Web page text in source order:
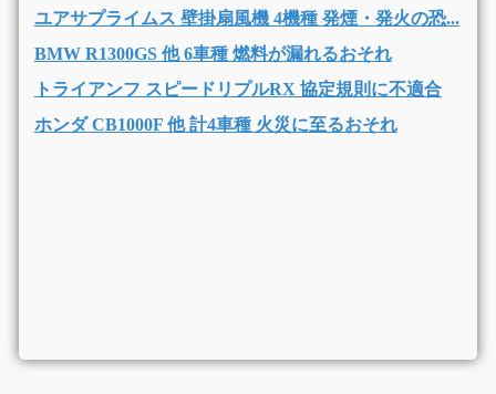
ユアサプライムス 壁掛扇風機 4機種 発煙・発火の恐...
BMW R1300GS 他 6車種 燃料が漏れるおそれ
トライアンフ スピードリプルRX 協定規則に不適合
ホンダ CB1000F 他 計4車種 火災に至るおそれ